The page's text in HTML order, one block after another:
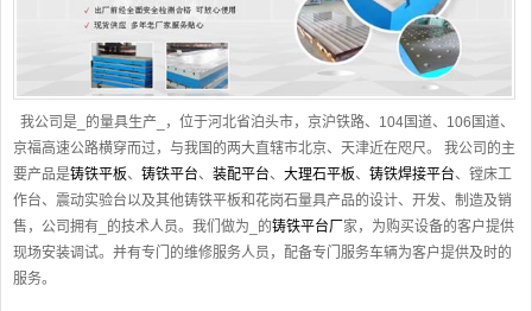
我公司是_的量具生产_，位于河北省泊头市，京沪铁路、104国道、106国道、
京福高速公路横穿而过，与我国的两大直辖市北京、天津近在咫尺。 我公司的主
要产品是铸铁平板、 铸铁平台、 装配平台、 大理石平板、 铸铁焊接平台、镗床工
作台、震动实验台以及其他铸铁平板和花岗石量具产品的设计、开发、制造及销
售，公司拥有_的技术人员。我们做为_的铸铁平台厂家，为购买设备的客户提供
现场安装调试。并有专门的维修服务人员，配备专门服务车辆为客户提供及时的
服务。